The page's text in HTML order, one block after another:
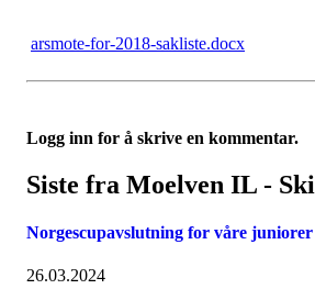
arsmote-for-2018-sakliste.docx
Logg inn for å skrive en kommentar.
Siste fra Moelven IL - Ski
Norgescupavslutning for våre juniorer
26.03.2024